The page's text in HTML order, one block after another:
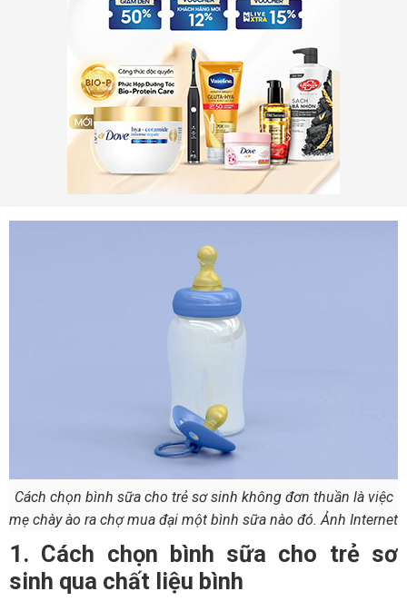
Cách chọn bình sữa cho trẻ sơ sinh không đơn thuần là việc
mẹ chày ào ra chợ mua đại một bình sữa nào đó. Ảnh Internet
1. Cách chọn bình sữa cho trẻ sơ
sinh qua chất liệu bình